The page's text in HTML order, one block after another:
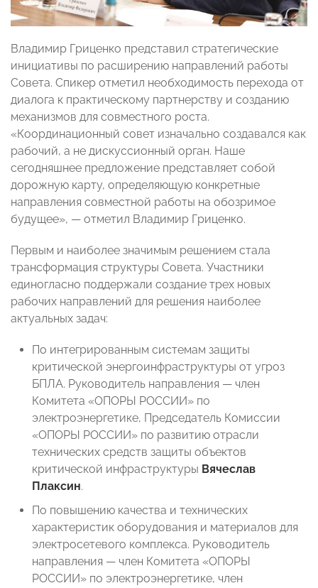
Владимир Гриценко представил стратегические
инициативы по расширению направлений работы
Совета. Спикер отметил необходимость перехода от
диалога к практическому партнерству и созданию
механизмов для совместного роста.
«Координационный совет изначально создавался как
рабочий, а не дискуссионный орган. Наше
сегодняшнее предложение представляет собой
дорожную карту, определяющую конкретные
направления совместной работы на обозримое
будущее», — отметил Владимир Гриценко.
Первым и наиболее значимым решением стала
трансформация структуры Совета. Участники
единогласно поддержали создание трех новых
рабочих направлений для решения наиболее
актуальных задач:
По интегрированным системам защиты
критической энергоинфраструктуры от угроз
БПЛА. Руководитель направления — член
Комитета «ОПОРЫ РОССИИ» по
электроэнергетике, Председатель Комиссии
«ОПОРЫ РОССИИ» по развитию отрасли
технических средств защиты объектов
критической инфраструктуры Вячеслав
Плаксин.
По повышению качества и технических
характеристик оборудования и материалов для
электросетевого комплекса. Руководитель
направления — член Комитета «ОПОРЫ
РОССИИ» по электроэнергетике, член